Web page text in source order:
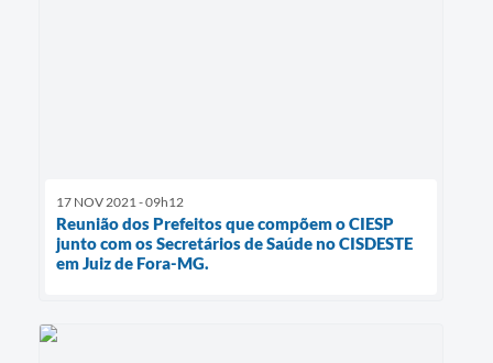
17 NOV 2021 - 09h12
Reunião dos Prefeitos que compõem o CIESP
junto com os Secretários de Saúde no CISDESTE
em Juiz de Fora-MG.